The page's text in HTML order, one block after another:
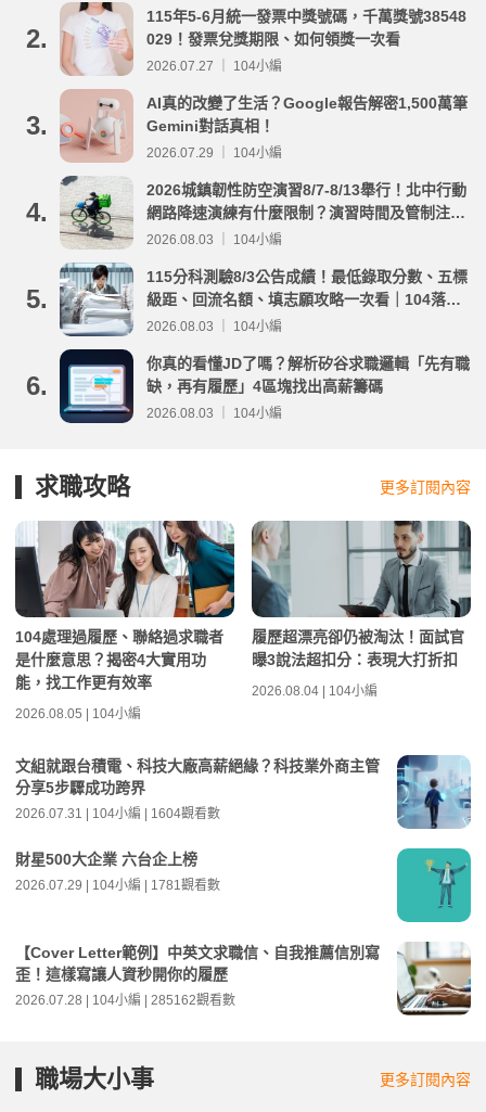
2.
115年5-6月統一發票中獎號碼，千萬獎號38548
029！發票兌獎期限、如何領獎一次看
2026.07.27 ｜ 104小編
3.
AI真的改變了生活？Google報告解密1,500萬筆
Gemini對話真相！
2026.07.29 ｜ 104小編
4.
2026城鎮韌性防空演習8/7-8/13舉行！北中行動
網路降速演練有什麼限制？演習時間及管制注意
事項整理
2026.08.03 ｜ 104小編
5.
115分科測驗8/3公告成績！最低錄取分數、五標
級距、回流名額、填志願攻略一次看｜104落點
分析
2026.08.03 ｜ 104小編
6.
你真的看懂JD了嗎？解析矽谷求職邏輯「先有職
缺，再有履歷」4區塊找出高薪籌碼
2026.08.03 ｜ 104小編
求職攻略 更多訂閱內容
104處理過履歷、聯絡過求職者
是什麼意思？揭密4大實用功
能，找工作更有效率
2026.08.05 | 104小編
履歷超漂亮卻仍被淘汰！面試官
曝3說法超扣分：表現大打折扣
2026.08.04 | 104小編
文組就跟台積電、科技大廠高薪絕緣？科技業外商主管
分享5步驟成功跨界
2026.07.31 | 104小編 | 1604觀看數
財星500大企業 六台企上榜
2026.07.29 | 104小編 | 1781觀看數
【Cover Letter範例】中英文求職信、自我推薦信別寫
歪！這樣寫讓人資秒開你的履歷
2026.07.28 | 104小編 | 285162觀看數
職場大小事 更多訂閱內容